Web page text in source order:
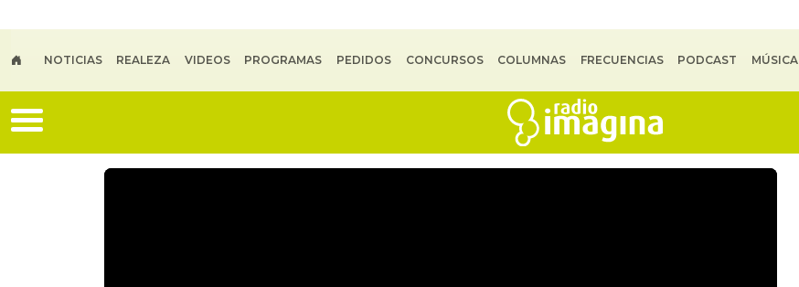
NOTICIAS REALEZA VIDEOS PROGRAMAS PEDIDOS CONCURSOS COLUMNAS FRECUENCIAS PODCAST MÚSICA